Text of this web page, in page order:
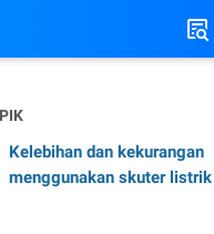
Kelebihan dan kekurangan
menggunakan skuter listrik